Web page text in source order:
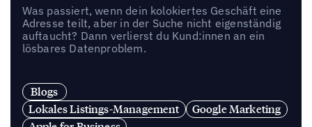
Was passiert, wenn dein kolokiertes Geschäft eine
Adresse teilt, aber in der Suche nicht eigenständig
auftaucht? Dann verlierst du Kund:innen an ein
lösbares Datenproblem.
Blogs
Lokales Listings-Management
Google Marketing